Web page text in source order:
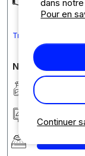
Traduire le
Notes détaillées
Propreté
Continuer
dans
Pour en